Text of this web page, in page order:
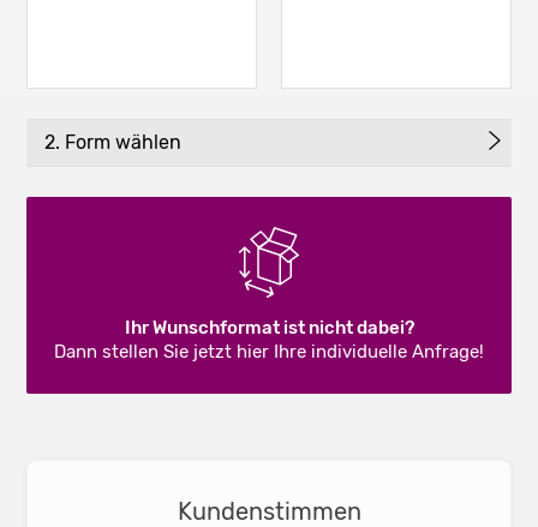
2. Form wählen
Ihr Wunschformat ist nicht dabei?
Dann stellen Sie jetzt hier Ihre individuelle Anfrage!
Kundenstimmen